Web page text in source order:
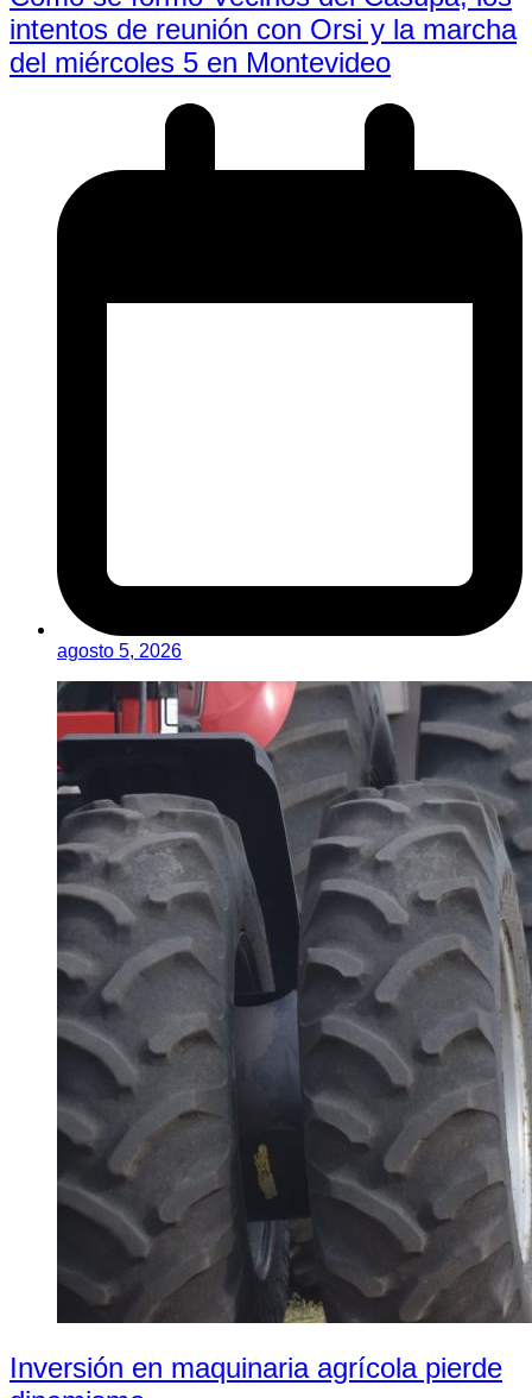
intentos de reunión con Orsi y la marcha
del miércoles 5 en Montevideo
agosto 5, 2026
Inversión en maquinaria agrícola pierde